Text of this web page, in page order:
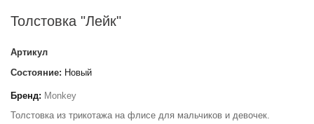
Толстовка "Лейк"
Артикул
Состояние: Новый
Бренд: Monkey
Толстовка из трикотажа на флисе для мальчиков и девочек.